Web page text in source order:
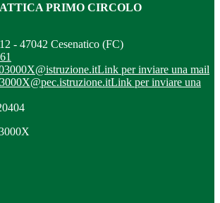
PRIMO CIRCOLO
- 47042 Cesenatico (FC)
Link per inviare una mail
Link per inviare una